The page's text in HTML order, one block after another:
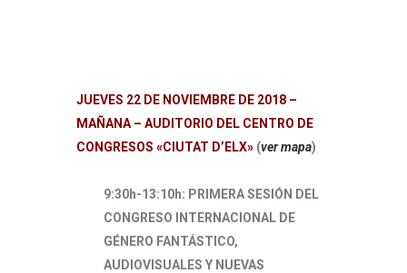
JUEVES 22 DE NOVIEMBRE DE 2018 –
MAÑANA – AUDITORIO DEL CENTRO DE
CONGRESOS «CIUTAT D’ELX» (ver mapa)
9:30h-13:10h: PRIMERA SESIÓN DEL
CONGRESO INTERNACIONAL DE
GÉNERO FANTÁSTICO,
AUDIOVISUALES Y NUEVAS